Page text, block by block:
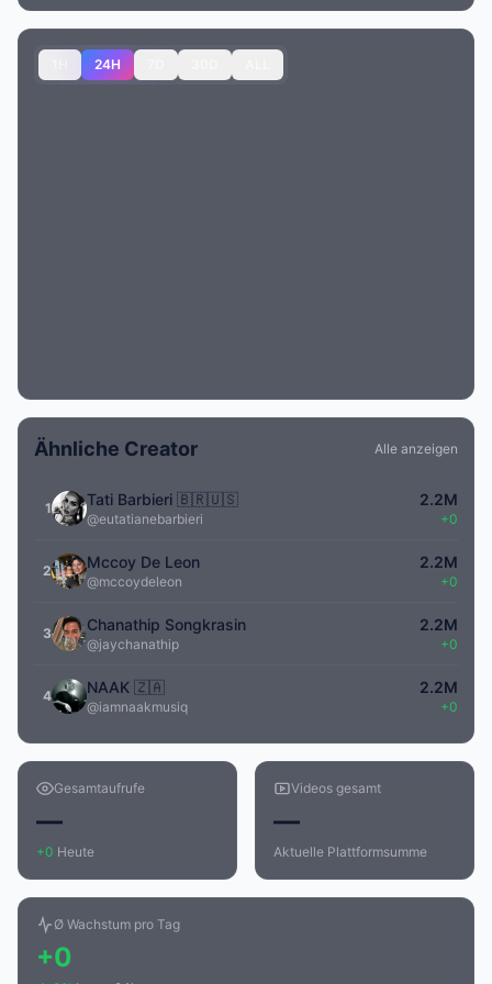
24H
Ähnliche Creator Alle anzeigen
1 Tati Barbieri 🇧🇷🇺🇸
@eutatianebarbieri
2.2M
+0
2 Mccoy De Leon
@mccoydeleon
2.2M
+0
3 Chanathip Songkrasin
@jaychanathip
2.2M
+0
4 NAAK 🇿🇦
@iamnaakmusiq
2.2M
+0
Gesamtaufrufe
—
+0 Heute
Videos gesamt
—
Aktuelle Plattformsumme
Ø Wachstum pro Tag
+0